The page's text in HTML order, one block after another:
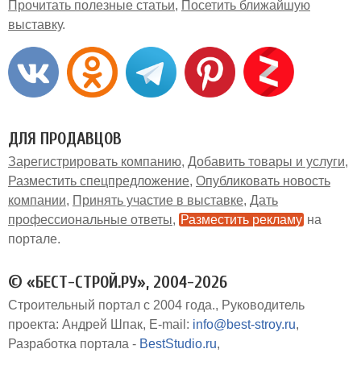
Прочитать полезные статьи
Посетить ближайшую
выставку
ДЛЯ ПРОДАВЦОВ
Зарегистрировать компанию Добавить товары и услуги
Разместить спецпредложение Опубликовать новость
компании
Принять участие в выставке Дать
профессиональные ответы
Разместить рекламу на
портале
© «БЕСТ-СТРОЙ.РУ», 2004-2026
Строительный портал с 2004 года.
Руководитель
проекта: Андрей Шпак E-mail: info@best-stroy.ru
Разработка портала - BestStudio.ru